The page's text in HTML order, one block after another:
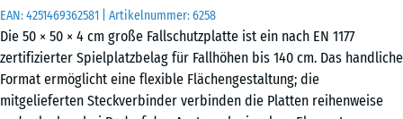
EAN:4251469362581 | Artikelnummer:6258
Die 50 × 50 × 4 cm große Fallschutzplatte ist ein nach EN 1177
zertifizierter Spielplatzbelag für Fallhöhen bis 140 cm. Das handliche
Format ermöglicht eine flexible Flächengestaltung; die
mitgelieferten Steckverbinder verbinden die Platten reihenweise